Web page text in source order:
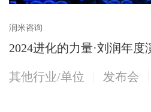
润米咨询
2024进化的力量·刘润年度
其他行业/单位 发布会